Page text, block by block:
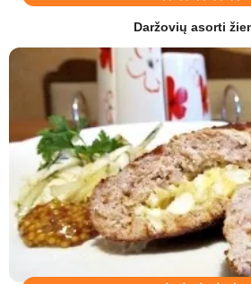
Daržovių asorti